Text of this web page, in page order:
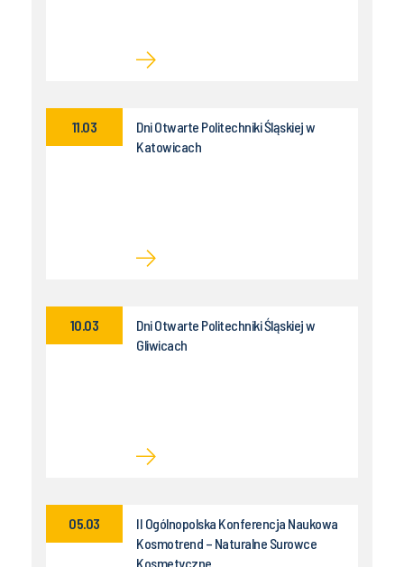
Dni Otwarte Politechniki Śląskiej w
Katowicach
11.03
Dni Otwarte Politechniki Śląskiej w
Gliwicach
10.03
II Ogólnopolska Konferencja Naukowa
Kosmotrend – Naturalne Surowce
Kosmetyczne
05.03